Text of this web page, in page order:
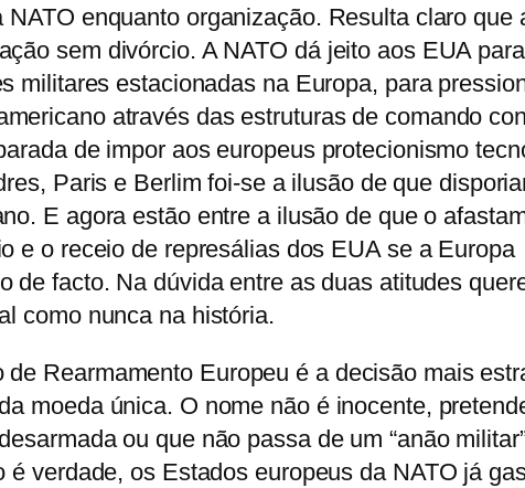
enquanto organização. Resulta claro que
sem divórcio. A NATO dá jeito aos EUA
militares estacionadas na Europa, para
através das estruturas de comando
de impor aos europeus protecionismo
Paris e Berlim foi-se a ilusão de que
E agora estão entre a ilusão de que o
e o receio de represálias dos EUA se a Europa
de facto. Na dúvida entre as duas atitudes
como nunca na história.
Rearmamento Europeu é a decisão mais
moeda única. O nome não é inocente,
ou que não passa de um “anão
é verdade, os Estados europeus da NATO já